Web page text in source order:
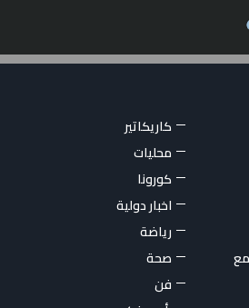
كاريكاتير
محليات
كورونا
اخبار دولية
رياضة
صحة
فن